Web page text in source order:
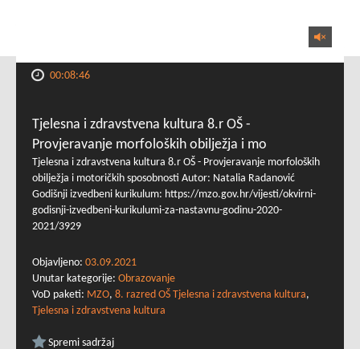
00:08:46
Tjelesna i zdravstvena kultura 8.r OŠ -
Provjeravanje morfoloških obilježja i mo
Tjelesna i zdravstvena kultura 8.r OŠ - Provjeravanje morfoloških
obilježja i motoričkih sposobnosti Autor: Natalia Radanović
Godišnji izvedbeni kurikulum: https://mzo.gov.hr/vijesti/okvirni-
godisnji-izvedbeni-kurikulumi-za-nastavnu-godinu-2020-
2021/3929
Objavljeno: 03.09.2021
Unutar kategorije: Obrazovanje
VoD paketi: MZO, 8. razred OŠ Tjelesna i zdravstvena kultura,
Tjelesna i zdravstvena kultura
Spremi sadržaj